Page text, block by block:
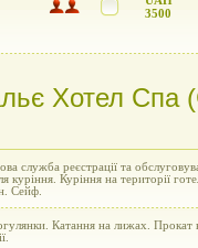
3500
Хотел Спа
служба реєстрації та
куріння. Куріння на території
Сейф.
Катання на лижах. Прокат